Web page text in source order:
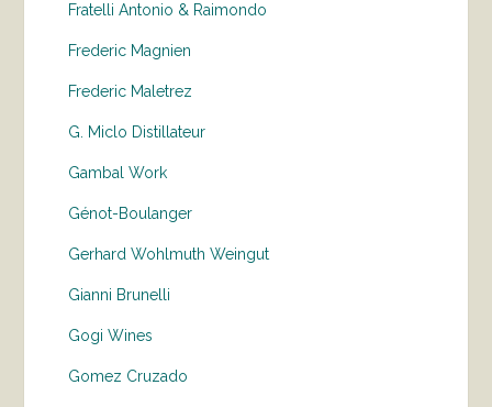
Fratelli Antonio & Raimondo
Frederic Magnien
Frederic Maletrez
G. Miclo Distillateur
Gambal Work
Génot-Boulanger
Gerhard Wohlmuth Weingut
Gianni Brunelli
Gogi Wines
Gomez Cruzado